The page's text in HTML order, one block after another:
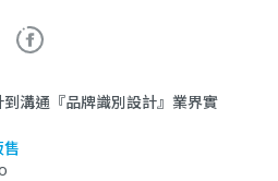
到溝通『品牌識別設計』業界實
售